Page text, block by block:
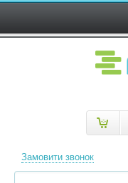
Замовити звонок